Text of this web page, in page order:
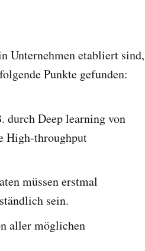
Unternehmen etabliert sind,
Punkte gefunden:
Deep learning von
High-throughput
müssen erstmal
sein.
aller möglichen